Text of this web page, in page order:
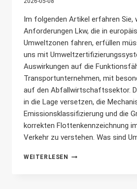
Im folgenden Artikel erfahren Sie,
Anforderungen Lkw, die in
Umweltzonen fahren, erfüllen
uns mit
Auswirkungen auf die
Transportunternehmen, mit
auf den Abfallwirtschaftssektor.
in die Lage versetzen, die
Emissionsklassifizierung und die
korrekten Flottenkennzeichnung
Verkehr zu verstehen. Was sind
WEITERLESEN
UMWELTPLAKETTEN